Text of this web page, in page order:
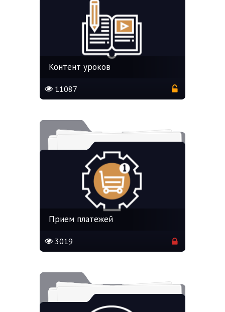
Контент уроков
11087
Прием платежей
3019